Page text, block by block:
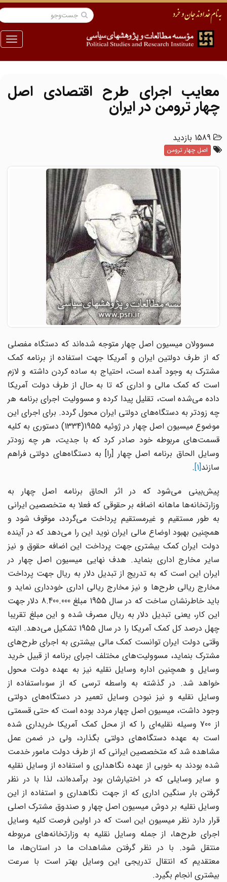
منو
معایب اجرای طرح اقتصادی اصل
چهار ترومن در ایران
1589 بازدید
اصل چهار ترومن
مسوولان میسیون اصل چهار متوجه شده‌اند که دستگاه مفصلی
که از طرف دولتین ایران و آمریکا جهت استفاده از برنامه کمک
مشترک به وجود آمده است، احتیاج به ساده کردن داشته و لازم
است که کمک مالی و اداری که تا به حال از طرف دولت آمریکا
داده می‌شده است، تقلیل پیدا کرده و مسوولیت اجرای برنامه هر
چه زودتر به دستگاه‌های دولتی ایران محول گردد. برای اجرای این
موضوع میسیون اصل چهار در ژوئیه 1955(1334) دستوری به کلیه
قسمت‌های مربوطه خود صادر کرد که با جدیت، هر چه زودتر
وسایل الحاق برنامه اصل چهار [را] به دستگاه‌های دولتی فراهم
سازند[1]
.
پیش‌بینی می‌شود که در اثر الحاق برنامه اصل چهار به
وزارتخانه‌ها ماهانه اضافه بر حقوقی که فعلا به متخصصین ایرانی
به طور مستقیم و غیرمستقیم پرداخت می‌گردد، موقوف شود و
همچنین بهبود اوضاع مالی ایران نوید این را می‌دهد که در آینده
دولت ایران کمک بیشتری جهت پرداخت این اضافه حقوق و نیز
سایر مخارج اداری بنماید. هدف نهایی میسیون اصل چهار در
ایران این است که به تدریج از تبدیل دلار به ریال جهت پرداخت
مخارج ریالی طرح‌ها و نیز مخارج ریالی اداری خودداری نماید و
باید خاطرنشان ساخت که در سال 1955 مبلغ 8.400.000 دلار جهت
این کار، یعنی تبدیل دلار به ریال مصرف شده و این مبلغ تقریبا
چهل درصد کل کمک آمریکا را در سال 1955 تشکیل می‌دهد. البته
وقتی دولت ایران توانست کمک مالی بیشتری به اجرای طرح‌های
مشترک بنماید، مسوولیت‌های مختلف اجرای برنامه از قبیل خرید
وسایل و همچنین اداره وسایل نقلیه نیز به عهده دولت محول
خواهد شد. در گذشته به واسطه ترسی که از سوءاستفاده از
وسایل نقلیه و نیز نبودن وسایل تعمیر در دستگاه‌های دولتی
وجود داشت، میسیون اصل چهار مردد بوده است که حتی قسمتی
از 700 وسیله نقلیه‌ای را که از محل کمک آمریکا خریداری شده
است به عهده دستگاه‌های دولتی بگذارد، ولی در ضمن عمل
مشاهده شد که متخصصین ایرانی که از طرف دولت مامور خدمت
شده بودند به خوبی از عهده نگاهداری و استفاده از وسایل نقلیه
و سایر وسایلی که در اختیارشان بود برآمده‌اند، لذا با در نظر
گرفتن بار سنگین اداری که از جهت نگاهداری و استفاده از این
وسایل نقلیه بر دوش میسیون اصل چهار و صندوق مشترک اصلی
قرار دارد نظر میسیون این است که در اولین فرصت کلیه وسایل
اجرای طرح‌ها، از جمله وسایل نقلیه به وزارتخانه‌های مربوطه
منتقل شود. با در نظر گرفتن مشاهدات ما در استان‌ها، ما
معتقدیم که انتقال تدریجی این وسایل بهتر است با سرعت
بیشتری انجام بگیرد.